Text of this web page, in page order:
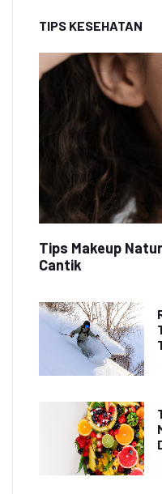
TIPS KESEHATAN
Tips Makeup
Cantik